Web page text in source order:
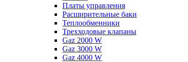
Платы управления
Расширительные баки
Теплообменники
Трехходовые клапаны
Gaz 2000 W
Gaz 3000 W
Gaz 4000 W